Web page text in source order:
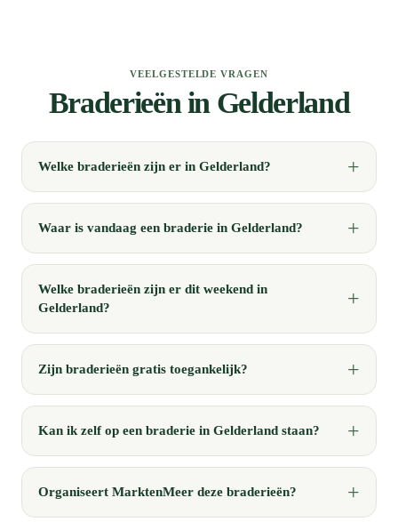
VEELGESTELDE VRAGEN
Braderieën in Gelderland
Welke braderieën zijn er in Gelderland?
Waar is vandaag een braderie in Gelderland?
Welke braderieën zijn er dit weekend in
Gelderland?
Zijn braderieën gratis toegankelijk?
Kan ik zelf op een braderie in Gelderland staan?
Organiseert MarktenMeer deze braderieën?